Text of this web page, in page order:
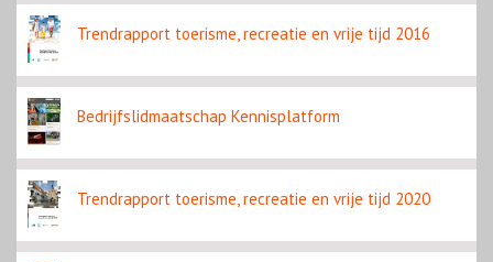
Trendrapport toerisme, recreatie en vrije tijd 2016
Bedrijfslidmaatschap Kennisplatform
Trendrapport toerisme, recreatie en vrije tijd 2020